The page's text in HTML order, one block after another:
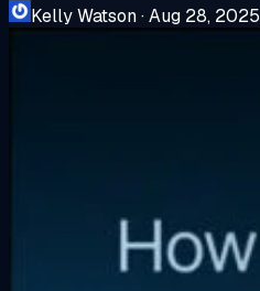
Kelly Watson·Aug 28, 2025